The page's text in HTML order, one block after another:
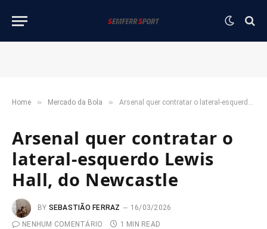
Home » Mercado da Bola » Arsenal quer contratar o lateral-esquerdo Lewis Hall, do Newcastle
Arsenal quer contratar o
lateral-esquerdo Lewis
Hall, do Newcastle
BY SEBASTIÃO FERRAZ
16/03/2026
NENHUM COMENTÁRIO
1 MIN READ